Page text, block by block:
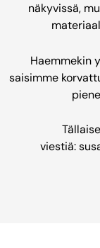
näkyvissä,
Haemmekin
saisimme
viestiä: